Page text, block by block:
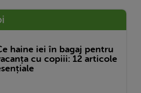
haine iei în bagaj pentru
cu copiii: 12 articole